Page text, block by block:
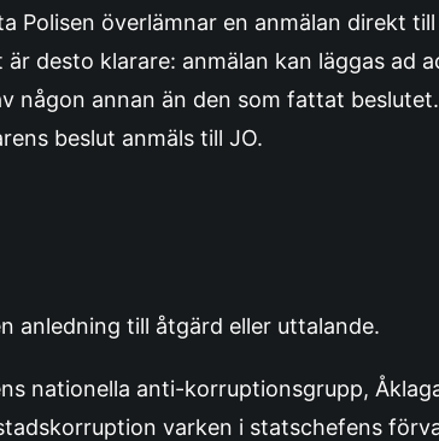
Polisen överlämnar en anmälan direkt
desto klarare: anmälan kan läggas ad
någon annan än den som fattat
beslut anmäls till JO.
anledning till åtgärd eller uttalande.
nationella anti-korruptionsgrupp,
varken i statschefens